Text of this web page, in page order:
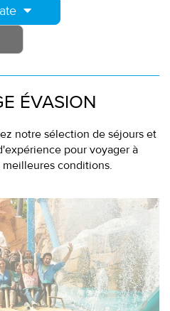
ÉVASION
notre sélection de séjours et
pour voyager à
meilleures conditions.